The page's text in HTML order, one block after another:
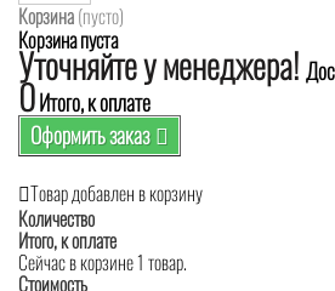
Корзина(пусто)
Корзина пуста
Уточняйте у менеджера!
0Итого, к оплате
Оформить заказ
Товар добавлен в корзину
Количество
Итого, к оплате
Сейчас в корзине 1 товар.
Стоимость